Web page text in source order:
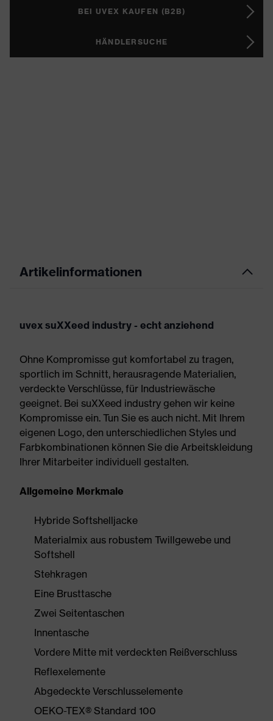
BEI UVEX KAUFEN (B2B)
HÄNDLERSUCHE
Artikelinformationen
uvex suXXeed industry - echt anziehend
Ohne Kompromisse gut komfortabel zu tragen,
sportlich im Schnitt, herausragende Materialien,
verdeckte Verschlüsse, für Industriewäsche
geeignet. Bei suXXeed industry gehen wir keine
Kompromisse ein. Tun Sie es auch nicht. Mit Ihrem
eigenen Logo, den unterschiedlichen Styles und
Farbkombinationen können Sie die Arbeitskleidung
Ihrer Mitarbeiter individuell gestalten.
Allgemeine Merkmale
Hybride Softshelljacke
Materialmix aus robustem Twillgewebe und
Softshell
Stehkragen
Eine Brusttasche
Zwei Seitentaschen
Innentasche
Vordere Mitte mit verdeckten Reißverschluss
Reflexelemente
Abgedeckte Verschlusselemente
OEKO-TEX® Standard 100